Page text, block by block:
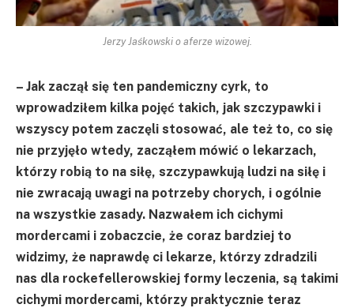
Jerzy Jaśkowski o aferze wizowej.
– Jak zaczął się ten pandemiczny cyrk, to
wprowadziłem kilka pojęć takich, jak szczypawki i
wszyscy potem zaczęli stosować, ale też to, co się
nie przyjęło wtedy, zacząłem mówić o lekarzach,
którzy robią to na siłę, szczypawkują ludzi na siłę i
nie zwracają uwagi na potrzeby chorych, i ogólnie
na wszystkie zasady. Nazwałem ich cichymi
mordercami i zobaczcie, że coraz bardziej to
widzimy, że naprawdę ci lekarze, którzy zdradzili
nas dla rockefellerowskiej formy leczenia, są takimi
cichymi mordercami, którzy praktycznie teraz